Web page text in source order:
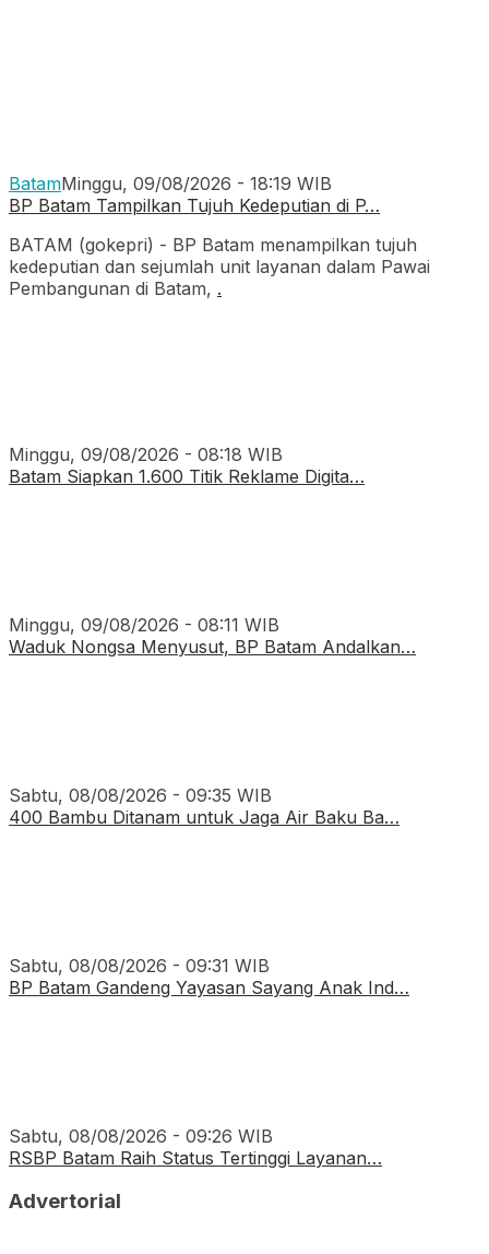
BatamMinggu, 09/08/2026 - 18:19 WIB
BP Batam Tampilkan Tujuh Kedeputian di P…
BATAM (gokepri) - BP Batam menampilkan tujuh
kedeputian dan sejumlah unit layanan dalam Pawai
Pembangunan di Batam, .
Minggu, 09/08/2026 - 08:18 WIB
Batam Siapkan 1.600 Titik Reklame Digita…
Minggu, 09/08/2026 - 08:11 WIB
Waduk Nongsa Menyusut, BP Batam Andalkan…
Sabtu, 08/08/2026 - 09:35 WIB
400 Bambu Ditanam untuk Jaga Air Baku Ba…
Sabtu, 08/08/2026 - 09:31 WIB
BP Batam Gandeng Yayasan Sayang Anak Ind…
Sabtu, 08/08/2026 - 09:26 WIB
RSBP Batam Raih Status Tertinggi Layanan…
Advertorial